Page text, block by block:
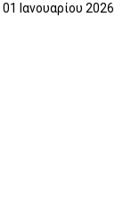
01 Ιανουαρίου 2026